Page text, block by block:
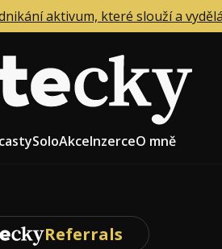
aktivum, které slouží a
SoloAkceInzerceO mně
Role zakladatele/CEO
Referrals